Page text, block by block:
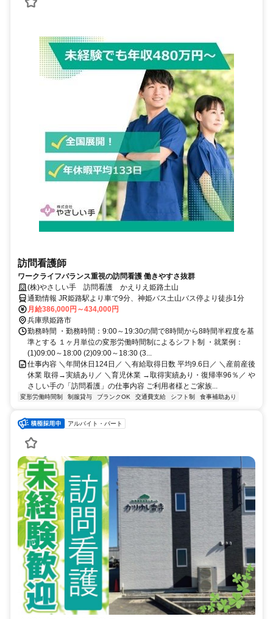
訪問看護師
ワークライフバランス重視の訪問看護 働きやすさ抜群
(株)やさしい手 訪問看護 かえりえ姫路土山
通勤情報 JR姫路駅より車で9分、神姫バス土山バス停より徒歩1分
月給386,000円～434,000円
兵庫県姫路市
勤務時間 ・勤務時間：9:00～19:30の間で8時間から8時間半程度を基
準とする １ヶ月単位の変形労働時間制によるシフト制 ・就業例：
(1)09:00～18:00 (2)09:00～18:30 (3...
仕事内容 ＼年間休日124日／ ＼有給取得日数 平均9.6日／ ＼産前産後
休業 取得→実績あり／ ＼育児休業 →取得実績あり・復帰率96％／ や
さしい手の「訪問看護」の仕事内容 ご利用者様とご家族...
変形労働時間制 制服貸与 ブランクOK 交通費支給 シフト制 食事補助あり
アルバイト・パート